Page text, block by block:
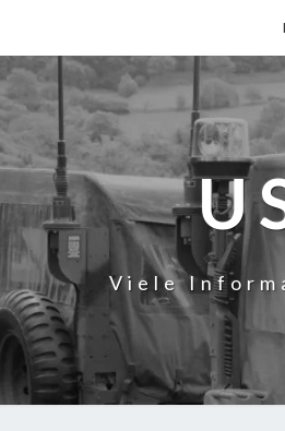
Viele